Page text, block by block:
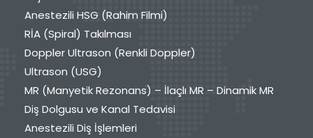
Anestezili HSG (Rahim Filmi)
RİA (Spiral) Takılması
Doppler Ultrason (Renkli Doppler)
Ultrason (USG)
MR (Manyetik Rezonans) – İlaçlı MR – Dinamik MR
Diş Dolgusu ve Kanal Tedavisi
Anestezili Diş İşlemleri